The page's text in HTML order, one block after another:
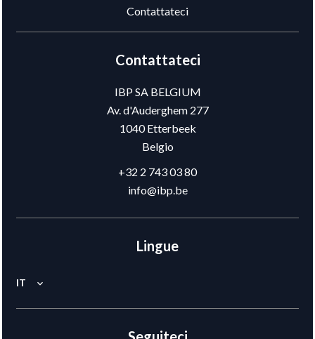
Contattateci
Contattateci
IBP SA BELGIUM
Av. d'Auderghem 277
1040Etterbeek
Belgio
+32 2 743 03 80
info@ibp.be
Lingue
IT